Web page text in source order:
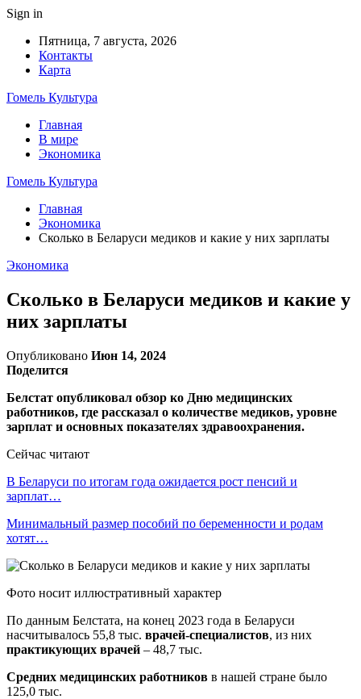
Sign in
Пятница, 7 августа, 2026
Контакты
Карта
Гомель Культура
Главная
В мире
Экономика
Гомель Культура
Главная
Экономика
Сколько в Беларуси медиков и какие у них зарплаты
Экономика
Сколько в Беларуси медиков и какие у
них зарплаты
Опубликовано Июн 14, 2024
Поделится
Белстат опубликовал обзор ко Дню медицинских
работников, где рассказал о количестве медиков, уровне
зарплат и основных показателях здравоохранения.
Сейчас читают
В Беларуси по итогам года ожидается рост пенсий и
зарплат…
Минимальный размер пособий по беременности и родам
хотят…
Фото носит иллюстративный характер
По данным Белстата, на конец 2023 года в Беларуси
насчитывалось 55,8 тыс. врачей-специалистов, из них
практикующих врачей – 48,7 тыс.
Средних медицинских работников в нашей стране было
125,0 тыс.